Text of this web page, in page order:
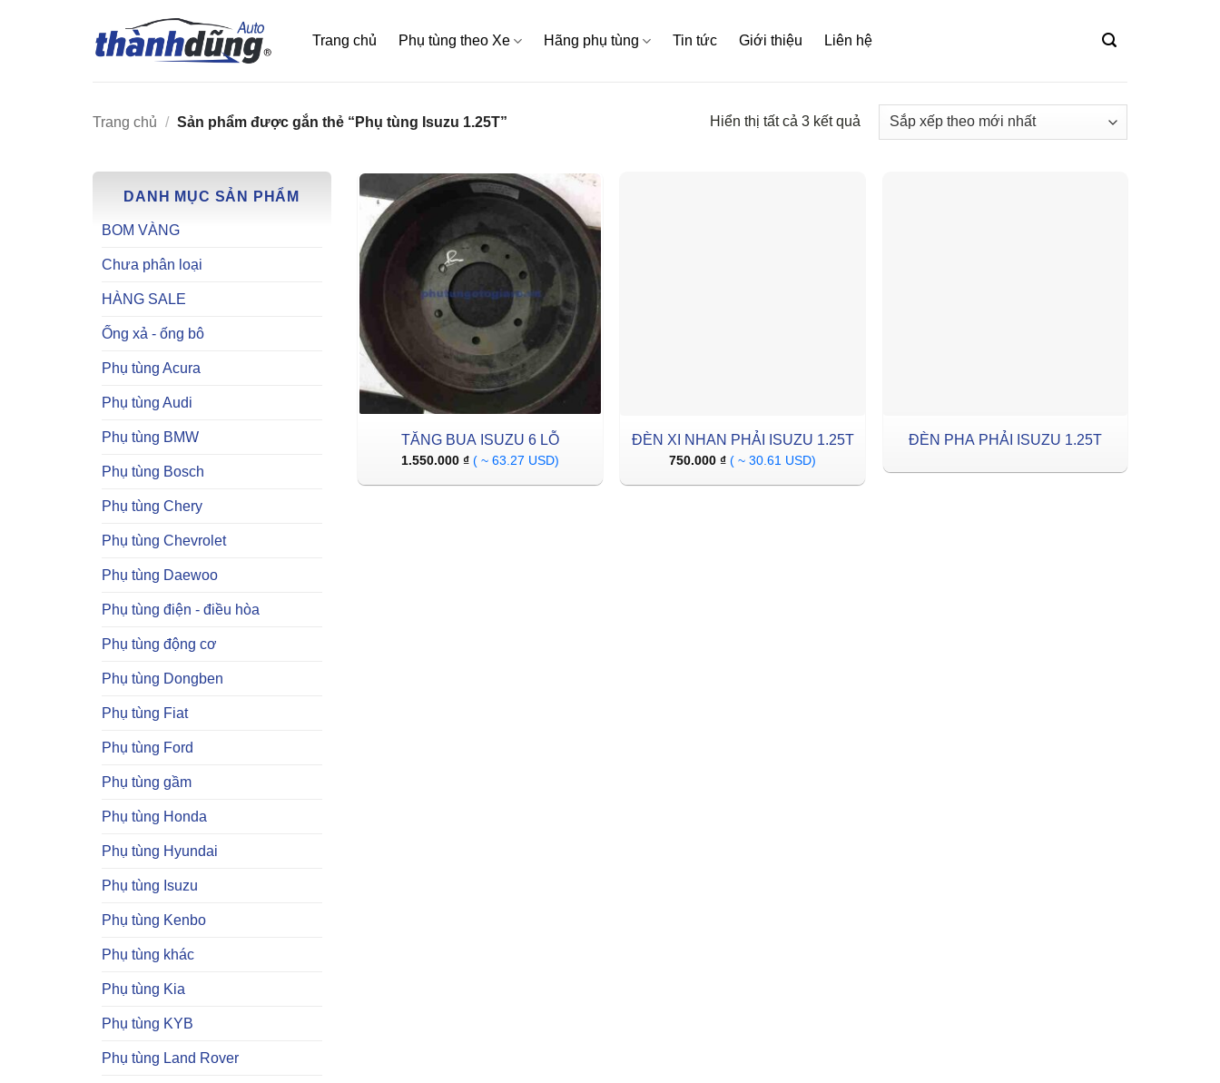
Trang chủ Phụ tùng theo Xe Hãng phụ tùng Tin tức Giới thiệu Liên hệ
Trang chủ / Sản phẩm được gắn thẻ “Phụ tùng Isuzu 1.25T” Hiển thị tất cả 3 kết quả
sắp
DANH MỤC SẢN PHẨM
BOM VÀNG
Chưa phân loại
HÀNG SALE
Ống xả - ống bô
Phụ tùng Acura
Phụ tùng Audi
Phụ tùng BMW
Phụ tùng Bosch
Phụ tùng Chery
Phụ tùng Chevrolet
Phụ tùng Daewoo
Phụ tùng điện - điều hòa
Phụ tùng động cơ
Phụ tùng Dongben
Phụ tùng Fiat
Phụ tùng Ford
Phụ tùng gầm
Phụ tùng Honda
Phụ tùng Hyundai
Phụ tùng Isuzu
Phụ tùng Kenbo
Phụ tùng khác
Phụ tùng Kia
Phụ tùng KYB
Phụ tùng Land Rover
TĂNG BUA ISUZU 6 LỖ
1.550.000₫ ( ~ 63.27 USD)
ĐÈN XI NHAN PHẢI ISUZU 1.25T
750.000₫ ( ~ 30.61 USD)
ĐÈN PHA PHẢI ISUZU 1.25T